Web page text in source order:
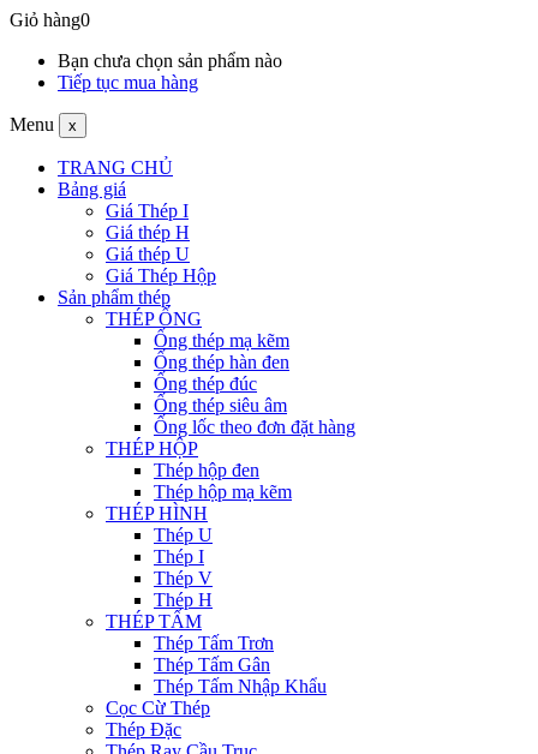
Giỏ hàng0
Bạn chưa chọn sản phẩm nào
Tiếp tục mua hàng
Menu x
TRANG CHỦ
Bảng giá
Giá Thép I
Giá thép H
Giá thép U
Giá Thép Hộp
Sản phẩm thép
THÉP ỐNG
Ống thép mạ kẽm
Ống thép hàn đen
Ống thép đúc
Ống thép siêu âm
Ống lốc theo đơn đặt hàng
THÉP HỘP
Thép hộp đen
Thép hộp mạ kẽm
THÉP HÌNH
Thép U
Thép I
Thép V
Thép H
THÉP TẤM
Thép Tấm Trơn
Thép Tấm Gân
Thép Tấm Nhập Khẩu
Cọc Cừ Thép
Thép Đặc